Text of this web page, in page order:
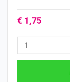
€ 1,75